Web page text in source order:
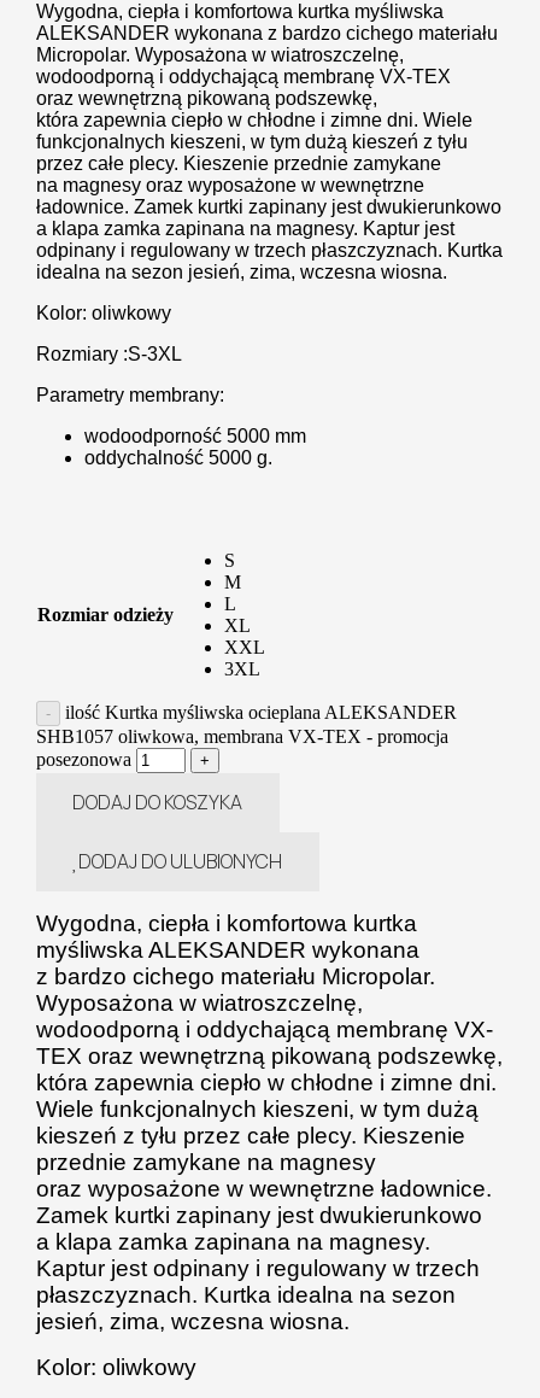
Wygodna, ciepła i komfortowa kurtka myśliwska
ALEKSANDER wykonana z bardzo cichego materiału
Micropolar. Wyposażona w wiatroszczelnę,
wodoodporną i oddychającą membranę VX-TEX
oraz wewnętrzną pikowaną podszewkę,
która zapewnia ciepło w chłodne i zimne dni. Wiele
funkcjonalnych kieszeni, w tym dużą kieszeń z tyłu
przez całe plecy. Kieszenie przednie zamykane
na magnesy oraz wyposażone w wewnętrzne
ładownice. Zamek kurtki zapinany jest dwukierunkowo
a klapa zamka zapinana na magnesy. Kaptur jest
odpinany i regulowany w trzech płaszczyznach. Kurtka
idealna na sezon jesień, zima, wczesna wiosna.
Kolor: oliwkowy
Rozmiary :S-3XL
Parametry membrany:
wodoodporność 5000 mm
oddychalność 5000 g.
Rozmiar odzieży
S
M
L
XL
XXL
3XL
ilość Kurtka myśliwska ocieplana ALEKSANDER
SHB1057 oliwkowa, membrana VX-TEX - promocja
posezonowa
DODAJ DO KOSZYKA
DODAJ DO ULUBIONYCH
Wygodna, ciepła i komfortowa kurtka
myśliwska ALEKSANDER wykonana
z bardzo cichego materiału Micropolar.
Wyposażona w wiatroszczelnę,
wodoodporną i oddychającą membranę VX-
TEX oraz wewnętrzną pikowaną podszewkę,
która zapewnia ciepło w chłodne i zimne dni.
Wiele funkcjonalnych kieszeni, w tym dużą
kieszeń z tyłu przez całe plecy. Kieszenie
przednie zamykane na magnesy
oraz wyposażone w wewnętrzne ładownice.
Zamek kurtki zapinany jest dwukierunkowo
a klapa zamka zapinana na magnesy.
Kaptur jest odpinany i regulowany w trzech
płaszczyznach. Kurtka idealna na sezon
jesień, zima, wczesna wiosna.
Kolor: oliwkowy